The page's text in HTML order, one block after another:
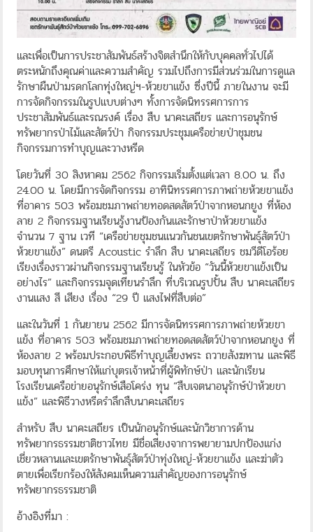
และเพื่อเป็นการประชาสัมพันธ์สร้างจิตสำนึกให้กับบุคคลทั่วไปได้
ตระหนักถึงคุณค่าและความสำคัญ รวมไปถึงการมีส่วนร่วมในการดูแล
รักษาผืนป่ามรดกโลกทุ่งใหญ่ฯ-ห้วยขาแข้ง ซึ่งปีนี้ ภายในงาน จะมี
การจัดกิจกรรมในรูปแบบต่างๆ ทั้งการจัดนิทรรศการการ
ประชาสัมพันธ์และรณรงค์ เรื่อง สืบ นาคะเสถียร และการอนุรักษ์
ทรัพยากรป่าไม้และสัตว์ป่า กิจกรรมประชุมเครือข่ายป่าชุมชน
กิจกรรมการทำบุญและวางหรีด
โดยวันที่ 30 สิงหาคม 2562 กิจกรรมเริ่มตั้งแต่เวลา 8.00 น. ถึง
24.00 น. โดยมีการจัดกิจกรรม อาทินิทรรศการภาพถ่ายห้วยขาแข้ง
ที่อาคาร 503 พร้อมชมภาพถ่ายทอดสดสัตว์ป่าจากหอนกยูง ที่ห้อง
ลาย 2 กิจกรรมฐานเรียนรู้งานป้องกันและรักษาป่าห้วยขาแข้ง
จำนวน 7 ฐาน เวที “เครือข่ายชุมชนแนวกันชนเขตรักษาพันธุ์สัตว์ป่า
ห้วยขาแข้ง” ดนตรี Acoustic รำลึก สืบ นาคะเสถียร ชมวีดีโอร้อย
เรียงเรื่องราวผ่านกิจกรรมฐานเรียนรู้ ในหัวข้อ “วันนี้ห้วยขาแข้งเป็น
อย่างไร” และกิจกรรมจุดเทียนรำลึก ที่บริเวณรูปปั้น สืบ นาคะเสถียร
งานแสง สี เสียง เรื่อง “29 ปี แสงไฟที่สืบต่อ”
และในวันที่ 1 กันยายน 2562 มีการจัดนิทรรศการภาพถ่ายห้วยขา
แข้ง ที่อาคาร 503 พร้อมชมภาพถ่ายทอดสดสัตว์ป่าจากหอนกยูง ที่
ห้องลาย 2 พร้อมประกอบพิธีทำบุญเลี้ยงพระ ถวายสังฆทาน และพิธี
มอบทุนการศึกษาให้แก่บุตรเจ้าหน้าที่ผู้พิทักษ์ป่า และนักเรียน
โรงเรียนเครือข่ายอนุรักษ์เสือโคร่ง ทุน “สืบเจตนาอนุรักษ์ป่าห้วยขา
แข้ง” และพิธีวางหรีดรำลึกสืบนาคะเสถียร
สำหรับ สืบ นาคะเสถียร เป็นนักอนุรักษ์และนักวิชาการด้าน
ทรัพยากรธรรมชาติชาวไทย มีชื่อเสียงจาการพยายามปกป้องแก่ง
เชี่ยวหลานและเขตรักษาพันธุ์สัตว์ป่าทุ่งใหญ่-ห้วยขาแข้ง และฆ่าตัว
ตายเพื่อเรียกร้องให้สังคมเห็นความสำคัญของการอนุรักษ์
ทรัพยากรธรรมชาติ
อ้างอิงที่มา :